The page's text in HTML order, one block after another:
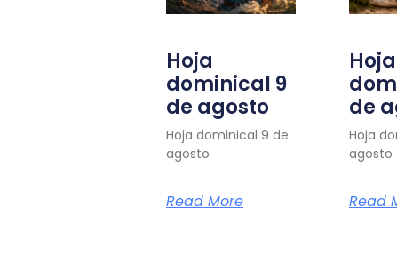
Hoja
dominical 9
de agosto
Hoja dominical 9 de
agosto
Read More
Hoja
de
Hoja
agosto
Read